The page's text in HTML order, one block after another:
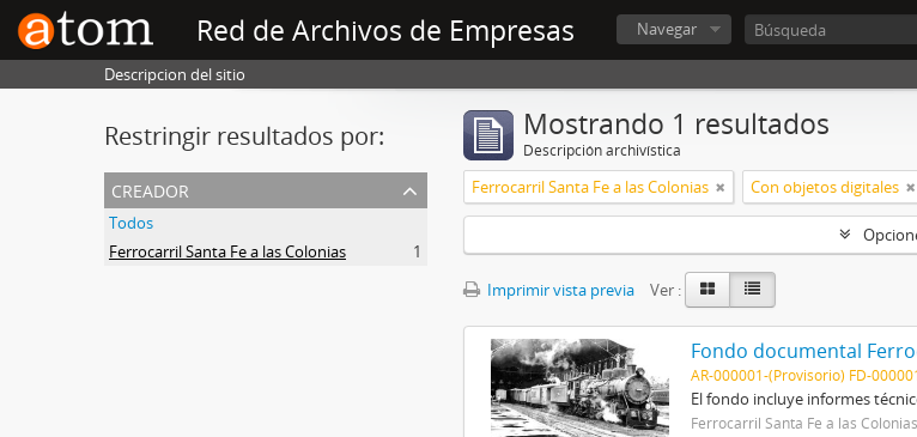
Red de Archivos de Empresas Navegar
Descripcion del sitio
Restringir resultados por:
creador
Todos
Ferrocarril Santa Fe a las Colonias
1
Mostrando 1 resultados
Descripción archivística
Ferrocarril Santa Fe a las Colonias Con objetos digitales
Imprimir vista previa Ver :
Fondo documental
AR-000001-(Provisorio) FD-
El fondo incluye informes
Ferrocarril Santa Fe a las Colonias